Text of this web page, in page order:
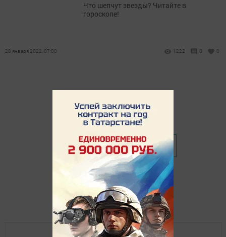
Что шепчут звезды? Читайте в
гороскопе!
28 января 2022, 07:00 1222 0 0
❮ Назад